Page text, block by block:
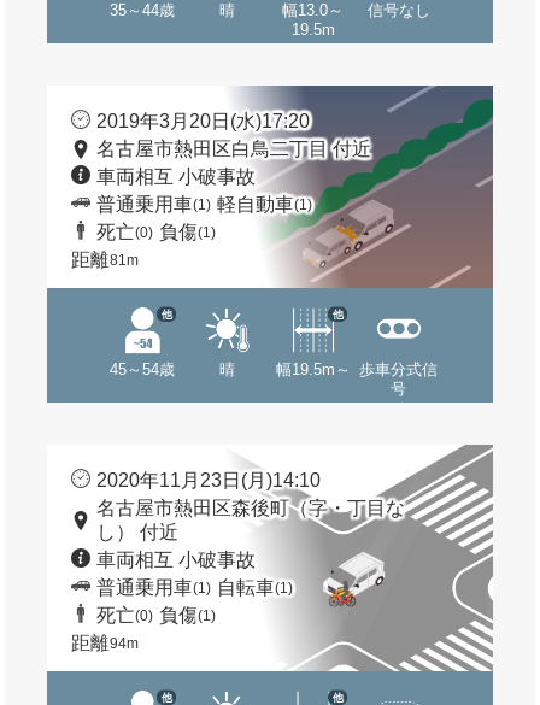
35～44歳 晴
幅13.0～
19.5m
信号なし
2019年3月20日(水)17:20
名古屋市熱田区白鳥二丁目 付近
車両相互 小破事故
普通乗用車(1) 軽自動車(1)
死亡(0) 負傷(1)
距離81m
45～54歳
他
晴 幅19.5m～
他
歩車分式信
号
2020年11月23日(月)14:10
名古屋市熱田区森後町（字・丁目な
し） 付近
車両相互 小破事故
普通乗用車(1) 自転車(1)
死亡(0) 負傷(1)
距離94m
他 他